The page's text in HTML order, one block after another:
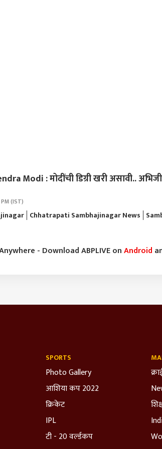
Modi : मोदींची डिग्री खरी असावी..
(IST)
Chhatrapati Sambhajinagar News
- Download ABPLIVE onAndroid
SPORTS
Photo Gallery
आशिया कप 2022
क्रिकेट
IPL
टी - 20 वर्ल्डकप